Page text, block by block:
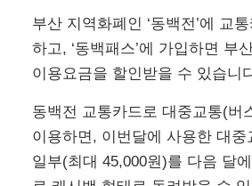
동백전 교통카드